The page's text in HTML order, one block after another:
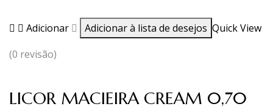
Adicionar Adicionar à lista de desejos Quick View
(0 revisão)
LICOR MACIEIRA CREAM 0,70